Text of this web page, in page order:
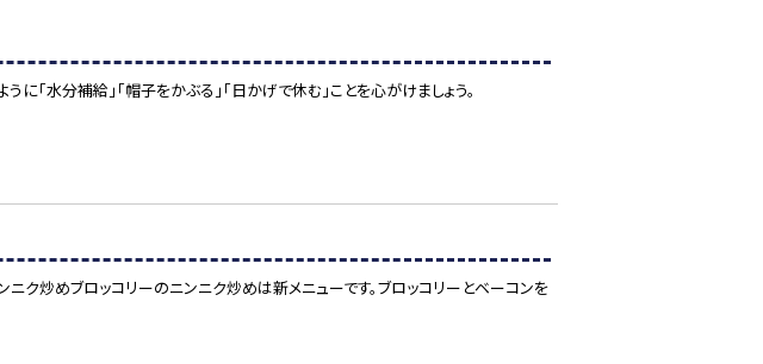
水分補給」「帽子をかぶる」「日かげで休む」ことを心がけましょう。
ニク炒めブロッコリーのニンニク炒めは新メニューです。ブロッコリーとベーコンを